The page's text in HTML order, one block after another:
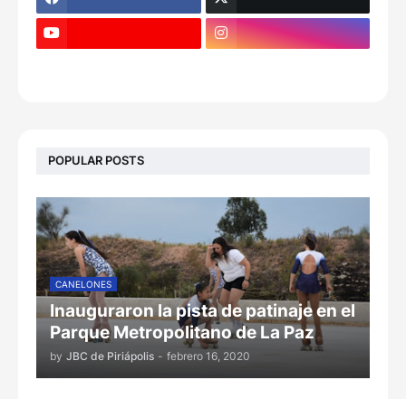
POPULAR POSTS
CANELONES
Inauguraron la pista de patinaje en el
Parque Metropolitano de La Paz
by JBC de Piriápolis - febrero 16, 2020